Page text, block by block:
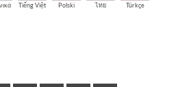
Tiếng Việt Polski ไทย Türkçe